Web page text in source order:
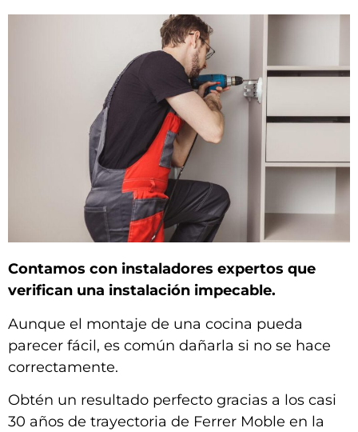
Contamos con instaladores expertos que
verifican una instalación impecable.
Aunque el montaje de una cocina pueda
parecer fácil, es común dañarla si no se hace
correctamente.
Obtén un resultado perfecto gracias a los casi
30 años de trayectoria de Ferrer Moble en la